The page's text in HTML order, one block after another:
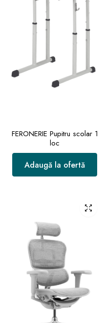
FERONERIE Pupitru scolar 1
loc
Adaugă la ofertă